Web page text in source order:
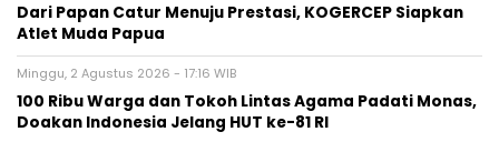
Dari Papan Catur Menuju Prestasi, KOGERCEP Siapkan
Atlet Muda Papua
Minggu, 2 Agustus 2026 - 17:16 WIB
100 Ribu Warga dan Tokoh Lintas Agama Padati Monas,
Doakan Indonesia Jelang HUT ke-81 RI